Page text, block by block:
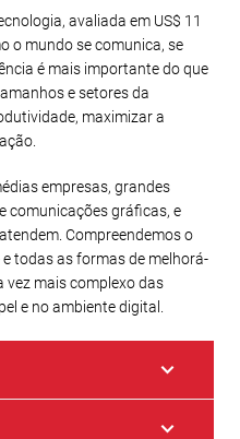
avaliada em US$ 11
o mundo se comunica, se
é mais importante do que
e setores da
maximizar a
empresas, grandes
comunicações gráficas, e
Compreendemos o
e todas as formas de melhorá-
vez mais complexo das
e no ambiente digital.